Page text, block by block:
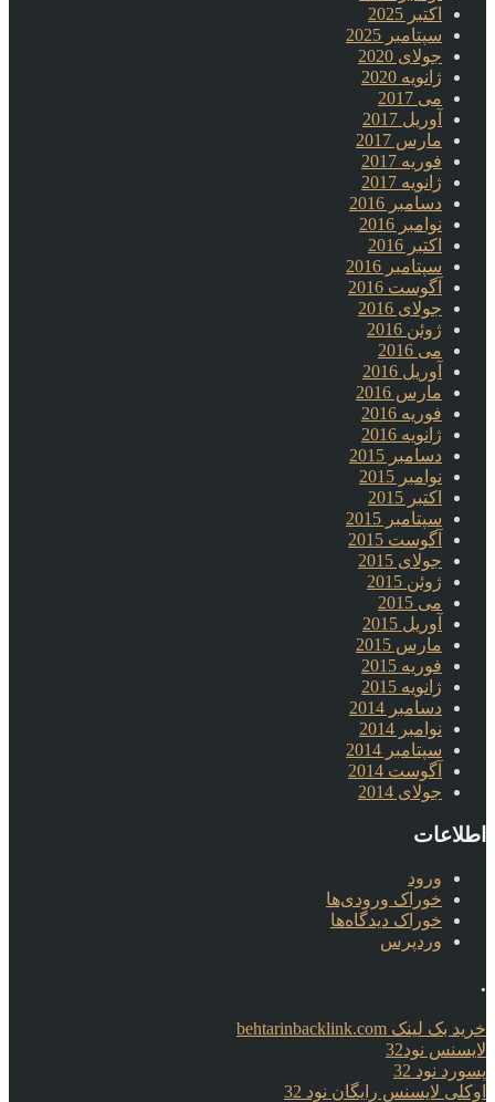
اکتبر 2025
سپتامبر 2025
جولای 2020
ژانویه 2020
می 2017
آوریل 2017
مارس 2017
فوریه 2017
ژانویه 2017
دسامبر 2016
نوامبر 2016
اکتبر 2016
سپتامبر 2016
آگوست 2016
جولای 2016
ژوئن 2016
می 2016
آوریل 2016
مارس 2016
فوریه 2016
ژانویه 2016
دسامبر 2015
نوامبر 2015
اکتبر 2015
سپتامبر 2015
آگوست 2015
جولای 2015
ژوئن 2015
می 2015
آوریل 2015
مارس 2015
فوریه 2015
ژانویه 2015
دسامبر 2014
نوامبر 2014
سپتامبر 2014
آگوست 2014
جولای 2014
اطلاعات
ورود
خوراک ورودی‌ها
خوراک دیدگاه‌ها
وردپرس
.
خرید بک لینک behtarinbacklink.com
لایسنس نود32
پسورد نود 32
اوکلی لایسنس رایگان نود 32